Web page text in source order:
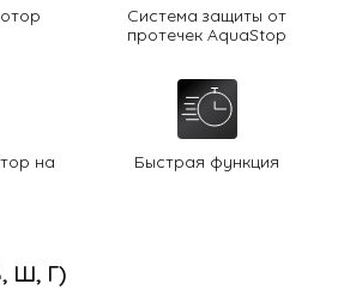
Система защиты от
протечек AquaStop
на Быстрая функция
Ш, Г)